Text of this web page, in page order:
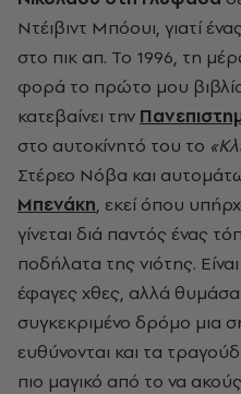
Ντέιβιντ Μπόουι, γιατί
στο πικ απ. Το 1996, τη
φορά το πρώτο μου
κατεβαίνει την
στο αυτοκίνητό του το
Στέρεο Νόβα και
Μπενάκη, εκεί όπου
γίνεται διά παντός ένας
ποδήλατα της νιότης.
έφαγες χθες, αλλά
συγκεκριμένο δρόμο μια
ευθύνονται και τα
πιο μαγικό από το να